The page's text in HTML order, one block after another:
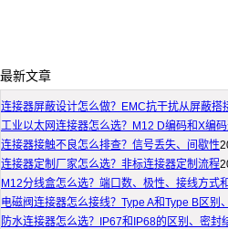
最新文章
连接器屏蔽设计怎么做？EMC抗干扰从屏蔽搭
工业以太网连接器怎么选？M12 D编码和X编
连接器接触不良怎么排查？信号丢失、间歇性
连接器定制厂家怎么选？非标连接器定制流程
M12分线盒怎么选？端口数、极性、接线方式和
电磁阀连接器怎么接线？Type A和Type B区别
防水连接器怎么选？IP67和IP68的区别、密封